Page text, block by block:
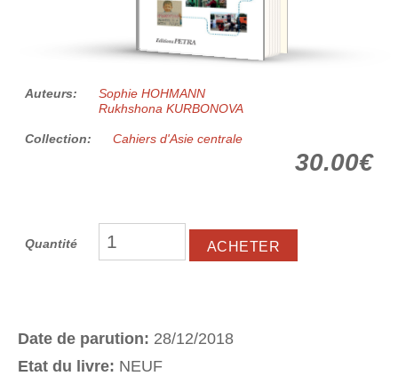
Auteurs:
Sophie HOHMANN
Rukhshona KURBONOVA
Collection: Cahiers d'Asie centrale
30.00€
Quantité
Date de parution: 28/12/2018
Etat du livre: NEUF